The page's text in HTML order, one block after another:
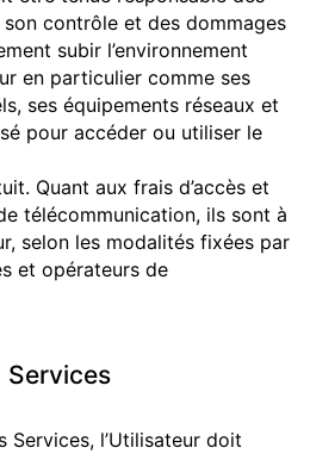
contrôle et des dommages
subir l’environnement
en particulier comme ses
ses équipements réseaux et
pour accéder ou utiliser le
Quant aux frais d’accès et
télécommunication, ils sont à
selon les modalités fixées par
et opérateurs de
Services, l’Utilisateur doit